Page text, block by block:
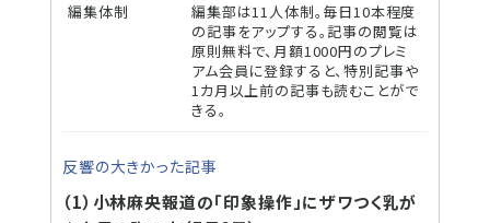
編集体制
編集部は11人体制。毎日10本程度
の記事をアップする。記事の閲覧は
原則無料で、月額1000円のプレミ
アム会員に登録すると、特別記事や
1カ月以上前の記事も読むことがで
きる。
反響の大きかった記事
（1）小林麻央報道の「印象操作」にザワつく乳が